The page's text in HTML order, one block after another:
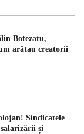
Botezatu,
arătau creatorii
Sindicatele
și